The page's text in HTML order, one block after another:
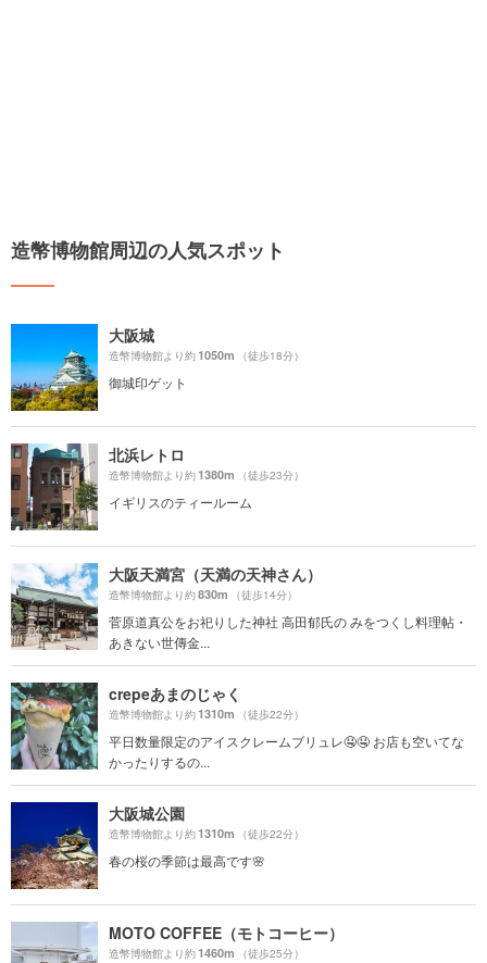
造幣博物館周辺の人気スポット
大阪城
造幣博物館より約1050m （徒歩18分）
御城印ゲット
北浜レトロ
造幣博物館より約1380m （徒歩23分）
イギリスのティールーム
大阪天満宮（天満の天神さん）
造幣博物館より約830m （徒歩14分）
菅原道真公をお祀りした神社 高田郁氏の みをつくし料理帖・
あきない世傳金...
crepeあまのじゃく
造幣博物館より約1310m （徒歩22分）
平日数量限定のアイスクレームブリュレ🤤🤤 お店も空いてな
かったりするの...
大阪城公園
造幣博物館より約1310m （徒歩22分）
春の桜の季節は最高です🌸
MOTO COFFEE（モトコーヒー）
造幣博物館より約1460m （徒歩25分）